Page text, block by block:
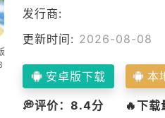
发行商:
更新时间: 2026-08-08
安卓版下载 本
💭评价：8.4分 🔥下